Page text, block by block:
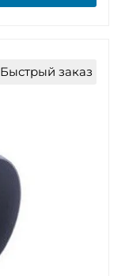
Быстрый заказ